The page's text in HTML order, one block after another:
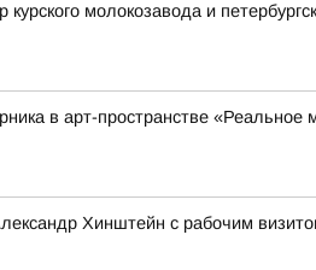
молокозавода и
в арт-пространстве «Реальное
Хинштейн с рабочим